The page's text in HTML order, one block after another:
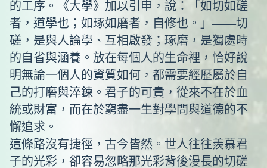
的工序。《大學》加以引申，說：「如切如磋
者，道學也；如琢如磨者，自修也。」——切
磋，是與人論學、互相啟發；琢磨，是獨處時
的自省與涵養。放在每個人的生命裡，恰好說
明無論一個人的資質如何，都需要經歷屬於自
己的打磨與淬鍊。君子的可貴，從來不在於血
統或財富，而在於窮盡一生對學問與道德的不
懈追求。
這條路沒有捷徑，古今皆然。世人往往羨慕君
子的光彩，卻容易忽略那光彩背後漫長的切磋